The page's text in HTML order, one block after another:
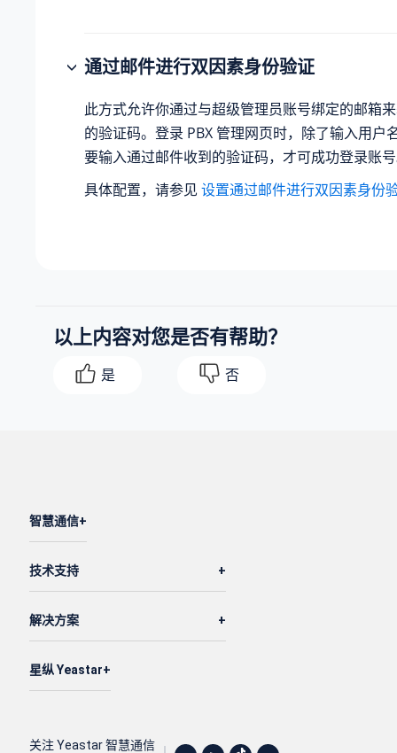
通过邮件进行双因素身份验证
此方式允许你通过与超级管理员账号绑定的邮箱
的验证码。登录 PBX 管理网页时，除了输入用户
要输入通过邮件收到的验证码，才可成功登录账
具体配置，请参见 设置通过邮件进行双因素身份
以上内容对您是否有帮助？
是 否
智慧通信
技术支持
解决方案
星纵 Yeastar
关注 Yeastar 智慧通信